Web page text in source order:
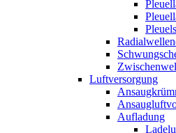
Luftversorgung
Aufladung